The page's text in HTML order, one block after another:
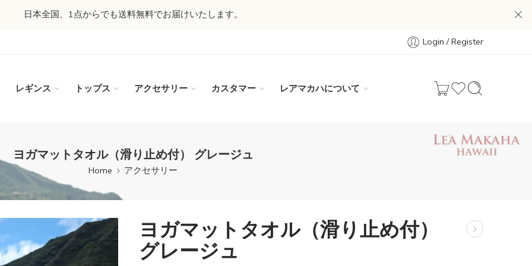
日本全国、1点からでも送料無料でお届けいたします。
Login / Register
レギンス トップス アクセサリー カスタマー レアマカハについて
ヨガマットタオル（滑り止め付） グレージュ
Home アクセサリー
ヨガマットタオル（滑り止め付）
グレージュ